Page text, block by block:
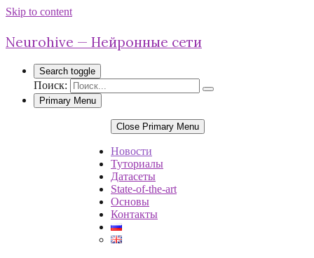
Skip to content
Neurohive — Нейронные сети
Search toggle
Поиск:
Primary Menu
Close Primary Menu
Новости
Туториалы
Датасеты
State-of-the-art
Основы
Контакты